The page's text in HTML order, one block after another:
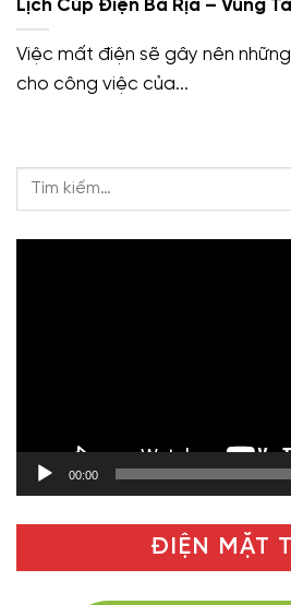
Lịch Cúp Điện Bà Rịa – Vũng
Việc mất điện sẽ gây nên
cho công việc của...
00:00
ĐIỆN MẶT